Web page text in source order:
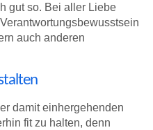
gut so. Bei aller Liebe
auch anderen
damit einhergehenden
fit zu halten, denn